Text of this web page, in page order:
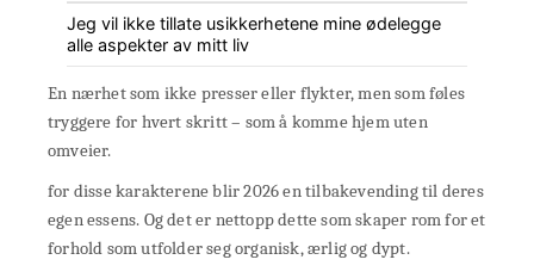
Jeg vil ikke tillate usikkerhetene mine ødelegge
alle aspekter av mitt liv
En nærhet som ikke presser eller flykter, men som føles
tryggere for hvert skritt – som å komme hjem uten
omveier.
for disse karakterene blir 2026 en tilbakevending til deres
egen essens. Og det er nettopp dette som skaper rom for et
forhold som utfolder seg organisk, ærlig og dypt.